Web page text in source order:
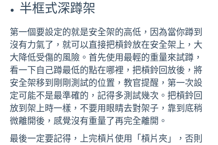
半框式深蹲架
第一個要設定的就是安全架的高低，因為當你蹲到
沒有力氣了，就可以直接把槓鈴放在安全架上，大
大降低受傷的風險。首先使用最輕的重量來試蹲，
看一下自己蹲最低的點在哪裡，把槓鈴回放後，將
安全架移到剛剛測試的位置，教官提醒，第一次設
定可能不是最準確的，記得多測試幾次。把槓鈴回
放到架上時一樣，不要用眼睛去對架子，靠到底稍
微離開後，感覺沒有重量了再完全離開。
最後一定要記得，上完槓片使用「槓片夾」，否則